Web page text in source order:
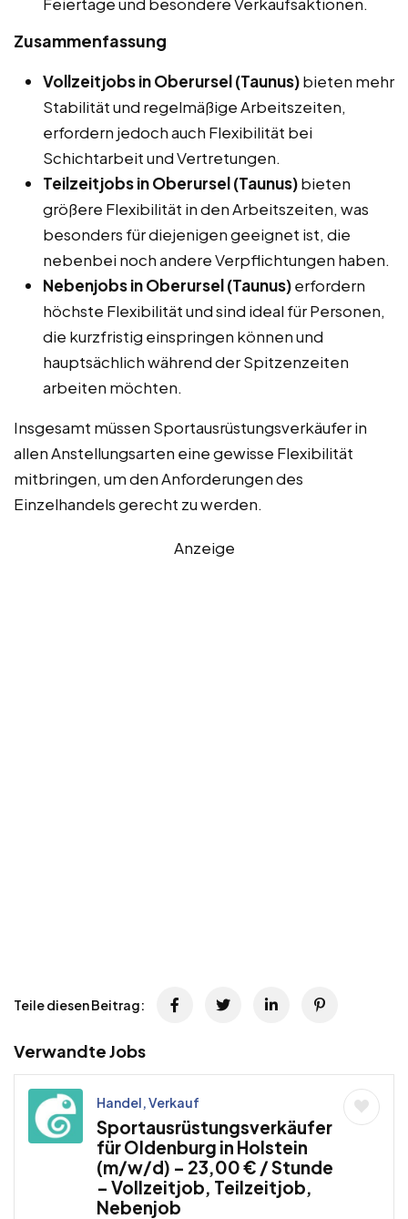
Zusammenfassung
Vollzeitjobs in Oberursel (Taunus)bieten mehr
Stabilität und regelmäßige Arbeitszeiten,
erfordern jedoch auch Flexibilität bei
Schichtarbeit und Vertretungen.
Teilzeitjobs in Oberursel (Taunus)bieten
größere Flexibilität in den Arbeitszeiten, was
besonders für diejenigen geeignet ist, die
nebenbei noch andere Verpflichtungen haben.
Nebenjobs in Oberursel (Taunus)erfordern
höchste Flexibilität und sind ideal für Personen,
die kurzfristig einspringen können und
hauptsächlich während der Spitzenzeiten
arbeiten möchten.
Insgesamt müssen Sportausrüstungsverkäufer in
allen Anstellungsarten eine gewisse Flexibilität
mitbringen, um den Anforderungen des
Einzelhandels gerecht zu werden.
Anzeige
Teile diesen Beitrag:
Verwandte Jobs
Handel, Verkauf
Sportausrüstungsverkäufer
für Oldenburg in Holstein
(m/w/d) – 23,00 € / Stunde
– Vollzeitjob, Teilzeitjob,
Nebenjob